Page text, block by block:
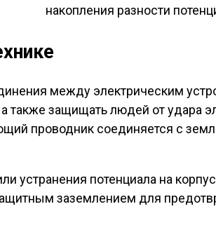
накопления разности
между электрическим
также защищать людей от удара
проводник соединяется с
устранения потенциала на
заземлением для